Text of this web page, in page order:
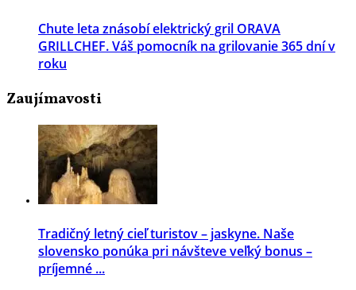
Chute leta znásobí elektrický gril ORAVA
GRILLCHEF. Váš pomocník na grilovanie 365 dní v
roku
Zaujímavosti
Tradičný letný cieľ turistov – jaskyne. Naše
slovensko ponúka pri návšteve veľký bonus –
príjemné ...